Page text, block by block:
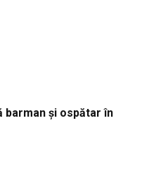
barman și ospătar în